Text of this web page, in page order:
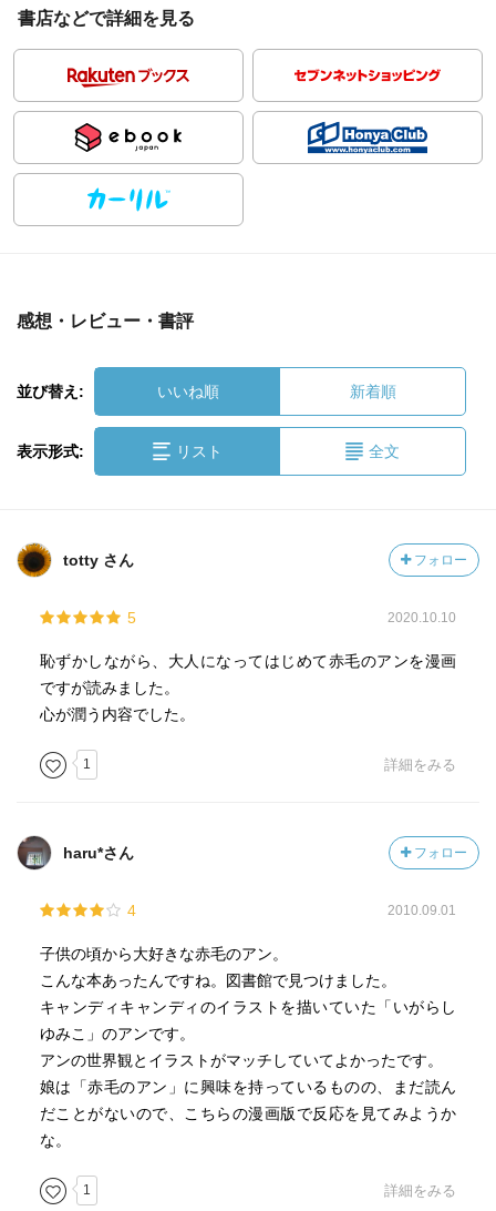
書店などで詳細を見る
感想・レビュー・書評
並び替え: いいね順 新着順
表示形式: リスト 全文
totty さん フォロー
5 2020.10.10
恥ずかしながら、大人になってはじめて赤毛のアンを漫画
ですが読みました。
心が潤う内容でした。
1 詳細をみる
haru*さん フォロー
4 2010.09.01
子供の頃から大好きな赤毛のアン。
こんな本あったんですね。図書館で見つけました。
キャンディキャンディのイラストを描いていた「いがらし
ゆみこ」のアンです。
アンの世界観とイラストがマッチしていてよかったです。
娘は「赤毛のアン」に興味を持っているものの、まだ読ん
だことがないので、こちらの漫画版で反応を見てみようか
な。
1 詳細をみる